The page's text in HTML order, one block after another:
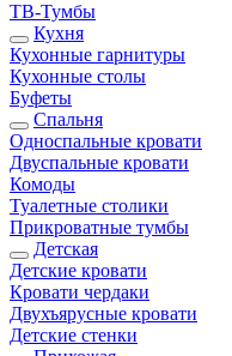
TВ-Тумбы
Кухня
Кухонные гарнитуры
Кухонные столы
Буфеты
Спальня
Односпальные кровати
Двуспальные кровати
Комоды
Туалетные столики
Прикроватные тумбы
Детская
Детские кровати
Кровати чердаки
Двухъярусные кровати
Детские стенки